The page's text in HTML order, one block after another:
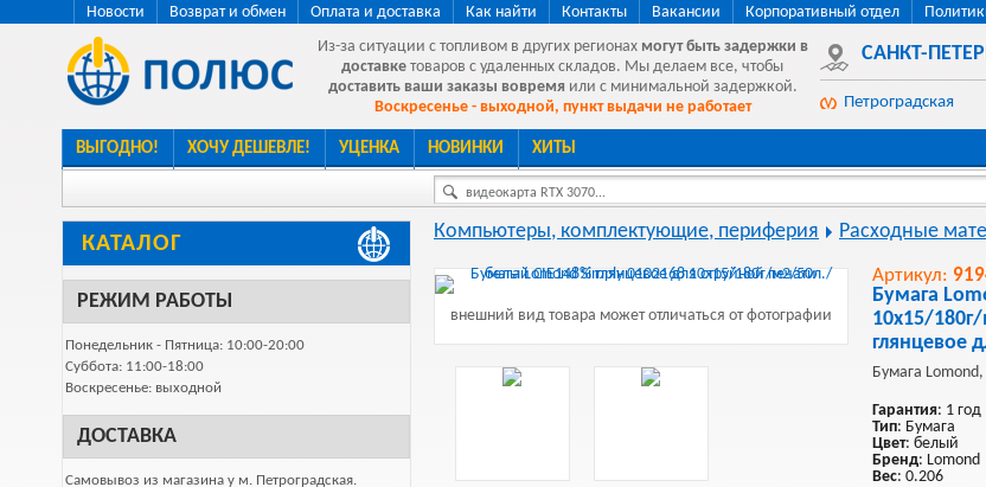
Новости Возврат и обмен Оплата и доставка Как найти Контакты Вакансии Корпоративный отдел
Из-за ситуации с топливом в других регионах могут быть задержки в
доставке товаров с удаленных складов. Мы делаем все, чтобы
доставить ваши заказы вовремя или с минимальной задержкой.
Воскресенье - выходной, пункт выдачи не работает
САНКТ-
Петроградская
ВЫГОДНО! ХОЧУ ДЕШЕВЛЕ! УЦЕНКА НОВИНКИ ХИТЫ
видеокарта RTX 3070...
КАТАЛОГ
РЕЖИМ РАБОТЫ
Понедельник - Пятница: 10:00-20:00
Суббота: 11:00-18:00
Воскресенье: выходной
ДОСТАВКА
Самовывоз из магазина у м. Петроградская.
Компьютеры, комплектующие, периферия Расходные
внешний вид товара может отличаться от фотографии
Артикул:
Бумага
10x15/
глянцевое
Бумага
Гарантия: 1 год
Тип: Бумага
Цвет: белый
Бренд: Lomond
Вес: 0.206